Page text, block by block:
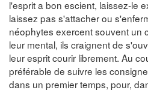
l'esprit a bon escient, laissez-le
laissez pas s'attacher ou
néophytes exercent souvent un
leur mental, ils craignent de
leur esprit courir librement. Au
préférable de suivre les
dans un premier temps, pour,